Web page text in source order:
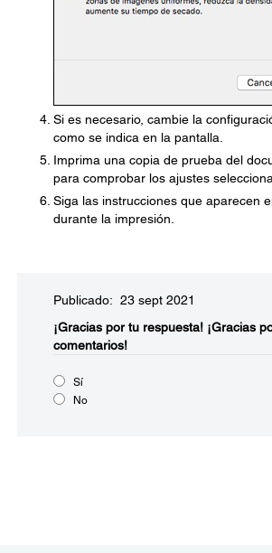
Si es necesario, cambie la
como se indica en la pantalla.
Imprima una copia de prueba del
para comprobar los ajustes
Siga las instrucciones que aparecen
durante la impresión.
Publicado: 23 sept 2021
¡Gracias por tu respuesta! ¡Gracias
comentarios!
Sí
No